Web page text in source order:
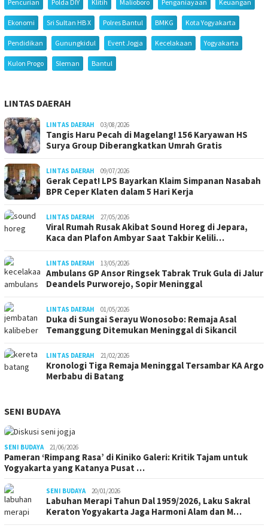
Pencurian Polda DIY Klitih Malioboro Penganiayaan Keuangan
Ekonomi Sri Sultan HB X Polres Bantul BMKG Kota Yogyakarta
Pendidikan Gunungkidul Event Jogja Kecelakaan Yogyakarta
Kulon Progo Sleman Bantul
LINTAS DAERAH
LINTAS DAERAH 03/08/2026
Tangis Haru Pecah di Magelang! 156 Karyawan HS
Surya Group Diberangkatkan Umrah Gratis
LINTAS DAERAH 09/07/2026
Gerak Cepat! LPS Bayarkan Klaim Simpanan Nasabah
BPR Ceper Klaten dalam 5 Hari Kerja
LINTAS DAERAH 27/05/2026
Viral Rumah Rusak Akibat Sound Horeg di Jepara,
Kaca dan Plafon Ambyar Saat Takbir Kelili…
LINTAS DAERAH 13/05/2026
Ambulans GP Ansor Ringsek Tabrak Truk Gula di Jalur
Deandels Purworejo, Sopir Meninggal
LINTAS DAERAH 01/05/2026
Duka di Sungai Serayu Wonosobo: Remaja Asal
Temanggung Ditemukan Meninggal di Sikancil
LINTAS DAERAH 21/02/2026
Kronologi Tiga Remaja Meninggal Tersambar KA Argo
Merbabu di Batang
SENI BUDAYA
SENI BUDAYA 21/06/2026
Pameran ‘Rimpang Rasa’ di Kiniko Galeri: Kritik Tajam untuk
Yogyakarta yang Katanya Pusat …
SENI BUDAYA 20/01/2026
Labuhan Merapi Tahun Dal 1959/2026, Laku Sakral
Keraton Yogyakarta Jaga Harmoni Alam dan M…